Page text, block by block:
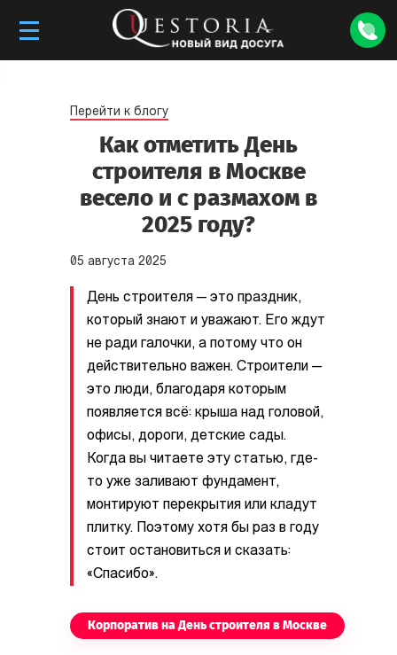
Перейти к блогу
Как отметить День
строителя в Москве
весело и с размахом в
2025 году?
05 августа 2025
День строителя — это праздник,
который знают и уважают. Его ждут
не ради галочки, а потому что он
действительно важен. Строители —
это люди, благодаря которым
появляется всё: крыша над головой,
офисы, дороги, детские сады.
Когда вы читаете эту статью, где-
то уже заливают фундамент,
монтируют перекрытия или кладут
плитку. Поэтому хотя бы раз в году
стоит остановиться и сказать:
«Спасибо».
Корпоратив на День строителя в Москве